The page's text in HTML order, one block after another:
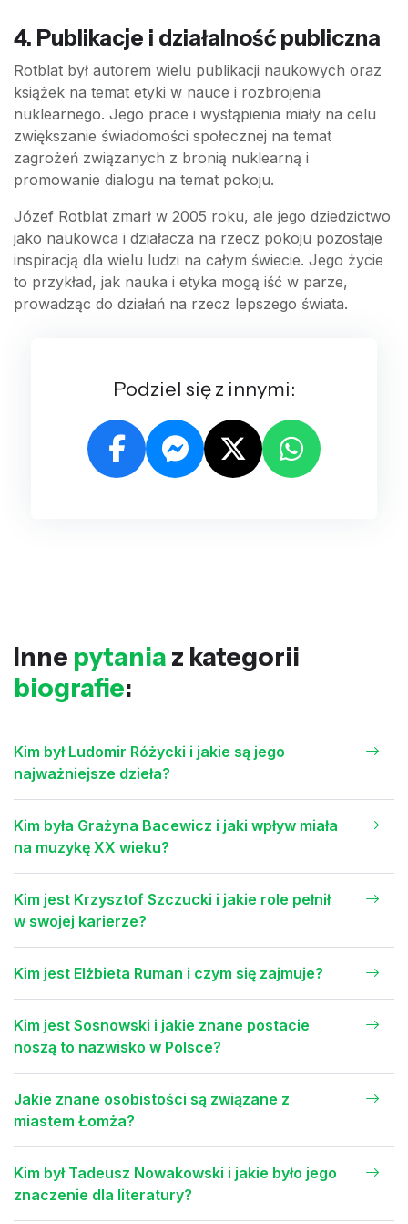
4. Publikacje i działalność publiczna
Rotblat był autorem wielu publikacji naukowych oraz
książek na temat etyki w nauce i rozbrojenia
nuklearnego. Jego prace i wystąpienia miały na celu
zwiększanie świadomości społecznej na temat
zagrożeń związanych z bronią nuklearną i
promowanie dialogu na temat pokoju.
Józef Rotblat zmarł w 2005 roku, ale jego dziedzictwo
jako naukowca i działacza na rzecz pokoju pozostaje
inspiracją dla wielu ludzi na całym świecie. Jego życie
to przykład, jak nauka i etyka mogą iść w parze,
prowadząc do działań na rzecz lepszego świata.
Podziel się z innymi:
Inne pytania z kategorii
biografie:
Kim był Ludomir Różycki i jakie są jego
najważniejsze dzieła?
Kim była Grażyna Bacewicz i jaki wpływ miała
na muzykę XX wieku?
Kim jest Krzysztof Szczucki i jakie role pełnił
w swojej karierze?
Kim jest Elżbieta Ruman i czym się zajmuje?
Kim jest Sosnowski i jakie znane postacie
noszą to nazwisko w Polsce?
Jakie znane osobistości są związane z
miastem Łomża?
Kim był Tadeusz Nowakowski i jakie było jego
znaczenie dla literatury?